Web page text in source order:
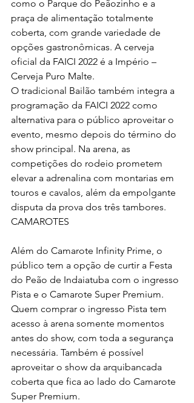
como o Parque do Peãozinho e a
praça de alimentação totalmente
coberta, com grande variedade de
opções gastronômicas. A cerveja
oficial da FAICI 2022 é a Império –
Cerveja Puro Malte.
O tradicional Bailão também integra a
programação da FAICI 2022 como
alternativa para o público aproveitar o
evento, mesmo depois do término do
show principal. Na arena, as
competições do rodeio prometem
elevar a adrenalina com montarias em
touros e cavalos, além da empolgante
disputa da prova dos três tambores.
CAMAROTES
Além do Camarote Infinity Prime, o
público tem a opção de curtir a Festa
do Peão de Indaiatuba com o ingresso
Pista e o Camarote Super Premium.
Quem comprar o ingresso Pista tem
acesso à arena somente momentos
antes do show, com toda a segurança
necessária. Também é possível
aproveitar o show da arquibancada
coberta que fica ao lado do Camarote
Super Premium.